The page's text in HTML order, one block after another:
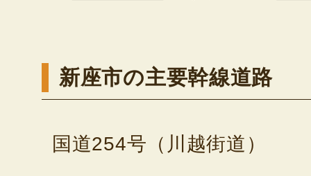
新座市の主要幹線道路
国道254号（川越街道）